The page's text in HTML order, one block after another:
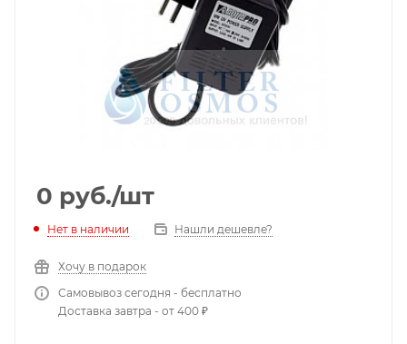
0 руб./шт
Нет в наличии Нашли дешевле?
Хочу в подарок
Самовывоз сегодня - бесплатно
Доставка завтра - от 400 ₽